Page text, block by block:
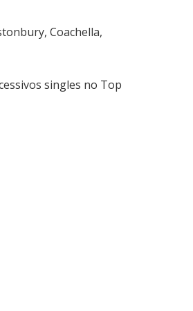
Coachella,
singles no Top